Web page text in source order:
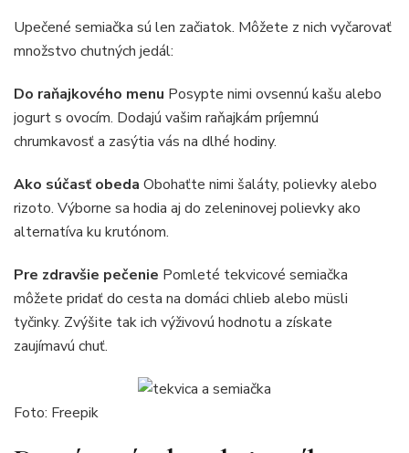
Upečené semiačka sú len začiatok. Môžete z nich vyčarovať
množstvo chutných jedál:
Do raňajkového menu Posypte nimi ovsennú kašu alebo
jogurt s ovocím. Dodajú vašim raňajkám príjemnú
chrumkavosť a zasýtia vás na dlhé hodiny.
Ako súčasť obeda Obohaťte nimi šaláty, polievky alebo
rizoto. Výborne sa hodia aj do zeleninovej polievky ako
alternatíva ku krutónom.
Pre zdravšie pečenie Pomleté tekvicové semiačka
môžete pridať do cesta na domáci chlieb alebo müsli
tyčinky. Zvýšite tak ich výživovú hodnotu a získate
zaujímavú chuť.
Foto: Freepik